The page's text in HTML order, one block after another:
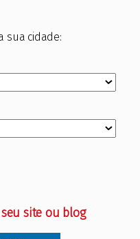
sua cidade:
site ou blog